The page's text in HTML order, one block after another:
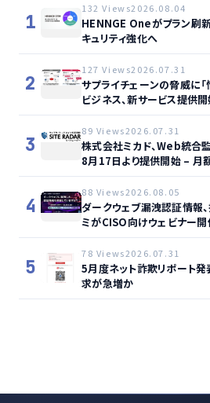
1
132 Views2026.08.04
HENNGE Oneがプラン刷
キュリティ強化へ
2
127 Views2026.07.31
サプライチェーンの脅威に
ビジネス、新サービス提供
3
89 Views2026.07.31
株式会社ミカド、Web統合
8月17日より提供開始 – 月
監視、動的サイト…
4
88 Views2026.08.05
ダークウェブ漏洩認証情報
ミがCISO向けウェビナー
5
78 Views2026.07.31
5月度ネット詐欺リポート
求が急増か